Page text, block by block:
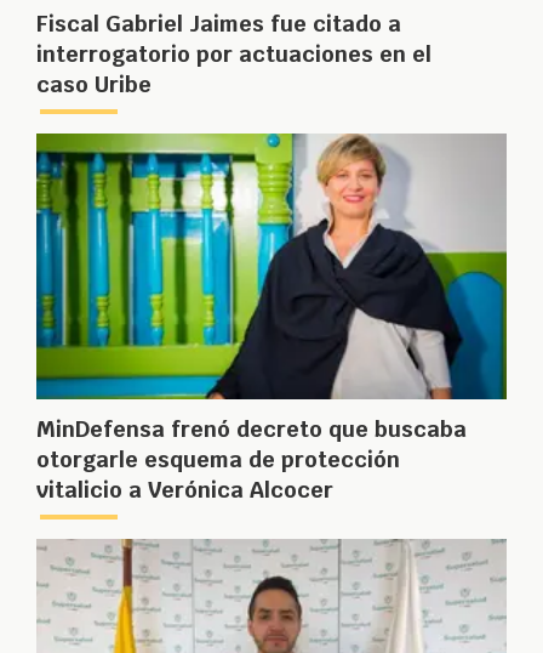
Fiscal Gabriel Jaimes fue citado a
interrogatorio por actuaciones en el
caso Uribe
MinDefensa frenó decreto que buscaba
otorgarle esquema de protección
vitalicio a Verónica Alcocer